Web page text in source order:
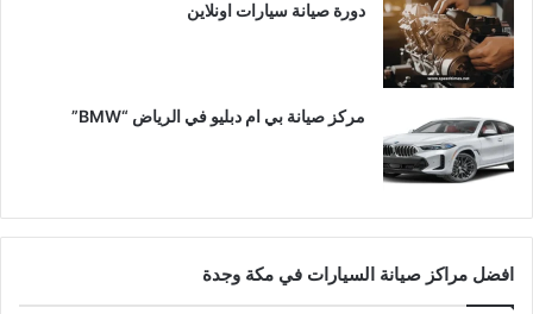
دورة صيانة سيارات اونلاين
مركز صيانة بي ام دبليو في الرياض “BMW”
افضل مراكز صيانة السيارات في مكة وجدة